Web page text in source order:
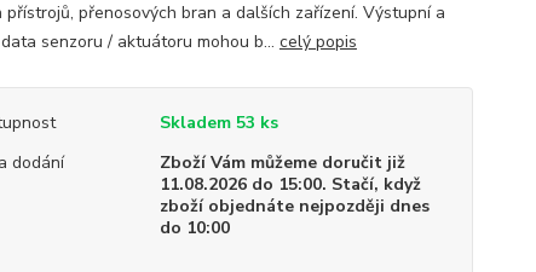
přístrojů, přenosových bran a dalších zařízení. Výstupní a
senzoru / aktuátoru mohou b... celý popis
Skladem 53 ks
dodání
Zboží Vám můžeme doručit již
11.08.2026 do 15:00. Stačí, když
zboží objednáte nejpozději dnes
do 10:00